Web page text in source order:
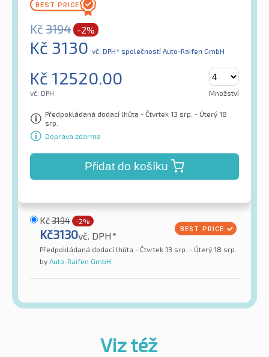
Kč 3194 -2%
Kč 3130 vč. DPH* společností Auto-Raifen GmbH
Kč 12520.00
vč. DPH Množství
Předpokládaná dodací lhůta - Čtvrtek 13 srp. - Úterý 18
srp.
Doprava zdarma
Přidat do košíku
Kč3194 -2%
Kč3130vč. DPH*
Předpokládaná dodací lhůta - Čtvrtek 13 srp. - Úterý 18 srp.
by Auto-Raifen GmbH
Viz též